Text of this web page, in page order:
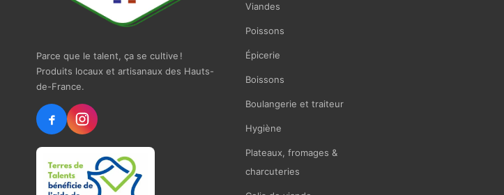
Parce que le talent, ça se cultive !
Produits locaux et artisanaux des Hauts-
de-France.
Viandes
Poissons
Épicerie
Boissons
Boulangerie et traiteur
Hygiène
Plateaux, fromages &
charcuteries